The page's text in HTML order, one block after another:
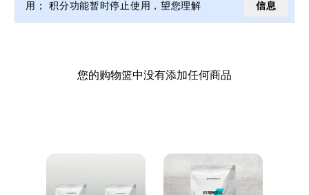
用； 积分功能暂时停止使用，望您理解
信息
您的购物篮中没有添加任何商品